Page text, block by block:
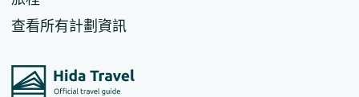
查看所有計劃資訊